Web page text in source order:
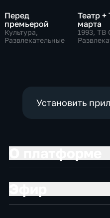
Перед
премьерой
Культура,
Развлекательные
Театр +
марта
1993, ТВ
Установить